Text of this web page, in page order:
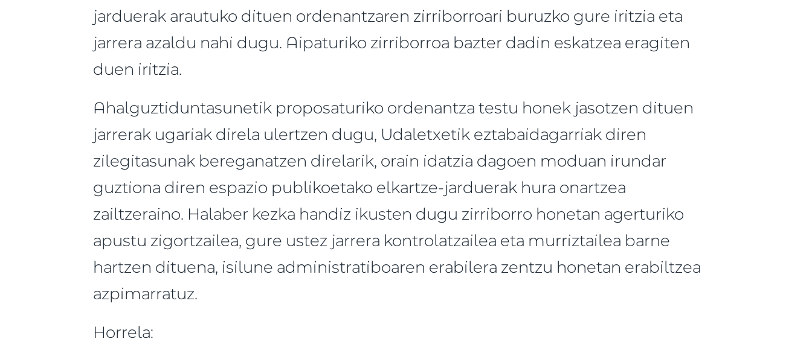
jarduerak arautuko dituen ordenantzaren zirriborroari buruzko gure iritzia eta
jarrera azaldu nahi dugu. Aipaturiko zirriborroa bazter dadin eskatzea eragiten
duen iritzia.
Ahalguztiduntasunetik proposaturiko ordenantza testu honek jasotzen dituen
jarrerak ugariak direla ulertzen dugu, Udaletxetik eztabaidagarriak diren
zilegitasunak bereganatzen direlarik, orain idatzia dagoen moduan irundar
guztiona diren espazio publikoetako elkartze-jarduerak hura onartzea
zailtzeraino. Halaber kezka handiz ikusten dugu zirriborro honetan agerturiko
apustu zigortzailea, gure ustez jarrera kontrolatzailea eta murriztailea barne
hartzen dituena, isilune administratiboaren erabilera zentzu honetan erabiltzea
azpimarratuz.
Horrela: